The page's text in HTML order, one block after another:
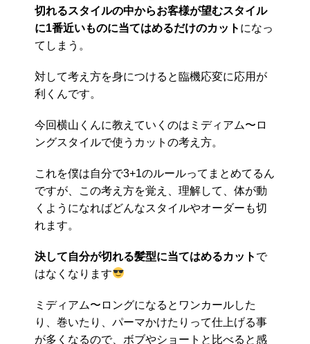
切れるスタイルの中からお客様が望むスタイル
に1番近いものに当てはめるだけのカット になっ
てしまう。
対して考え方を身につけると臨機応変に応用が
利くんです。
今回横山くんに教えていくのはミディアム〜ロ
ングスタイルで使うカットの考え方。
これを僕は自分で3+1のルールってまとめてるん
ですが、この考え方を覚え、理解して、体が動
くようになればどんなスタイルやオーダーも切
れます。
決して自分が切れる髪型に当てはめるカット で
はなくなります
ミディアム〜ロングになるとワンカールした
り、巻いたり、パーマかけたりって仕上げる事
が多くなるので、ボブやショートと比べると感